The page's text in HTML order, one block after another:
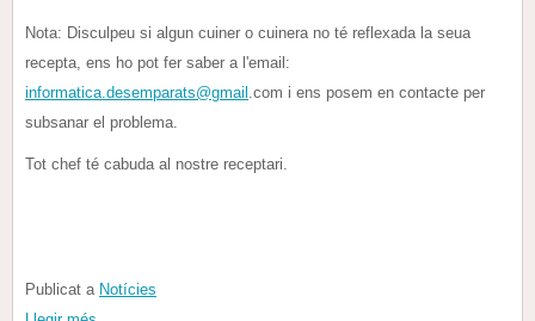
Nota: Disculpeu si algun cuiner o cuinera no té reflexada la seua
recepta, ens ho pot fer saber a l'email:
informatica.desemparats@gmail .com i ens posem en contacte per
subsanar el problema.
Tot chef té cabuda al nostre receptari.
Publicat a Notícies